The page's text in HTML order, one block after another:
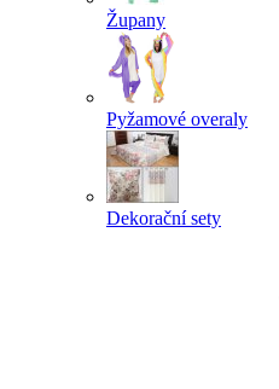
Župany
Pyžamové overaly
Dekorační sety